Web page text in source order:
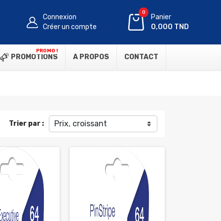
Connexion
Créer un compte
0
Panier
0,000 TND
PROMOTIONS
PROMO !
A PROPOS CONTACT
Trier par : Prix, croissant